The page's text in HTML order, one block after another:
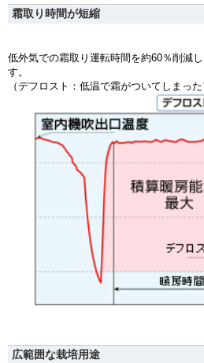
霜取り時間が短縮
低外気での霜取り運転時間を約60％削減
す。
（デフロスト：低温で霜がついてしまっ
広範囲な栽培用途